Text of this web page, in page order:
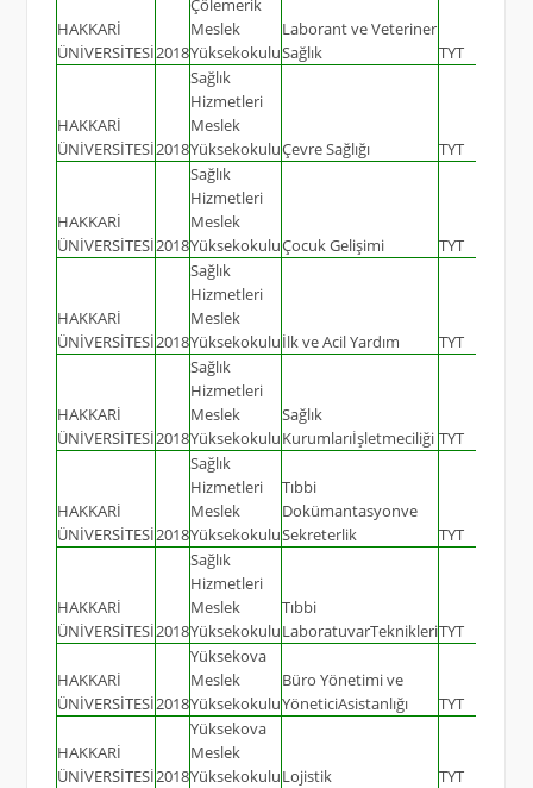
HAKKARİ
ÜNİVERSİTESİ2018
Çölemerik
Meslek
Yüksekokulu
Laborant ve Veteriner
Sağlık
TYT
HAKKARİ
ÜNİVERSİTESİ2018
Sağlık
Hizmetleri
Meslek
YüksekokuluÇevre Sağlığı TYT
HAKKARİ
ÜNİVERSİTESİ2018
Sağlık
Hizmetleri
Meslek
YüksekokuluÇocuk Gelişimi TYT
HAKKARİ
ÜNİVERSİTESİ2018
Sağlık
Hizmetleri
Meslek
Yüksekokuluİlk ve Acil Yardım TYT
HAKKARİ
ÜNİVERSİTESİ2018
Sağlık
Hizmetleri
Meslek
Yüksekokulu
Sağlık
Kurumlarıİşletmeciliği TYT
HAKKARİ
ÜNİVERSİTESİ2018
Sağlık
Hizmetleri
Meslek
Yüksekokulu
Tıbbi
Dokümantasyonve
Sekreterlik
TYT
HAKKARİ
ÜNİVERSİTESİ2018
Sağlık
Hizmetleri
Meslek
Yüksekokulu
Tıbbi
LaboratuvarTeknikleriTYT
HAKKARİ
ÜNİVERSİTESİ2018
Yüksekova
Meslek
Yüksekokulu
Büro Yönetimi ve
YöneticiAsistanlığı
TYT
HAKKARİ
ÜNİVERSİTESİ2018
Yüksekova
Meslek
YüksekokuluLojistik TYT